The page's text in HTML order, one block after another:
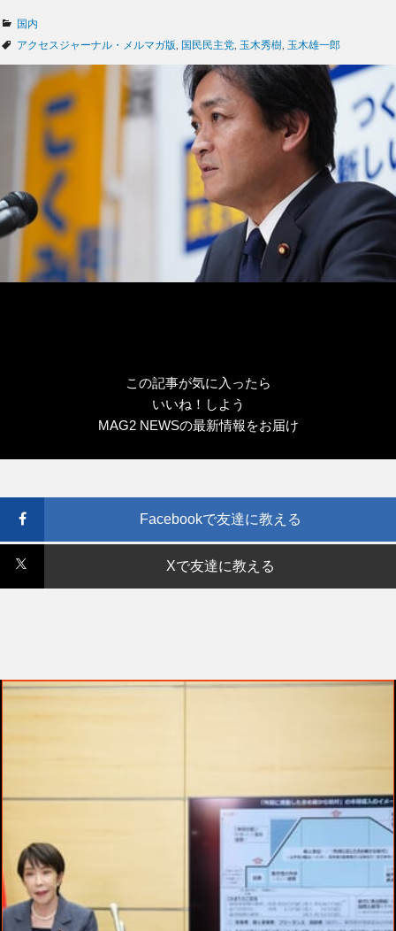
カ
テ
国内
タ
アクセスジャーナル・メルマガ版 国民民主党 玉木秀樹 玉木雄一郎
この記事が気に入ったら
いいね！しよう
MAG2 NEWSの最新情報をお届け
Facebookで友達に教える
Xで友達に教える